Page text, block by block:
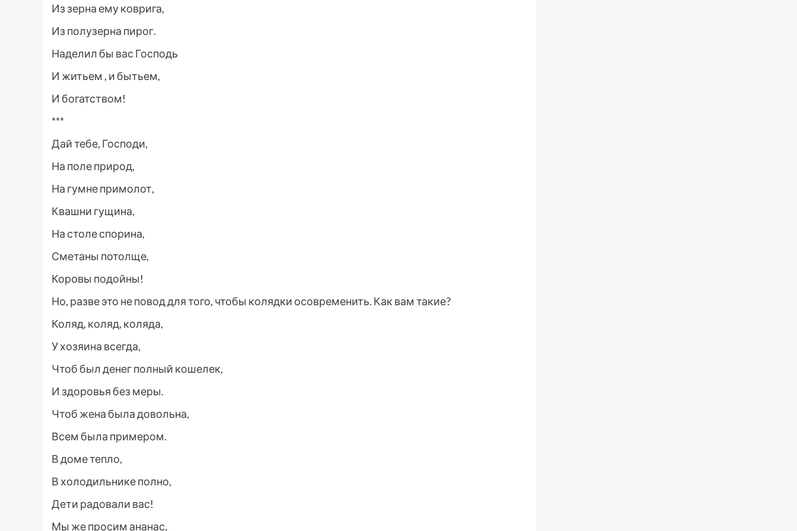
Из зерна ему коврига,
Из полузерна пирог.
Наделил бы вас Господь
И житьем , и бытьем,
И богатством!
***
Дай тебе, Господи,
На поле природ,
На гумне примолот,
Квашни гущина,
На столе спорина,
Сметаны потолще,
Коровы подойны!
Но, разве это не повод для того, чтобы колядки осовременить. Как вам такие?
Коляд, коляд, коляда,
У хозяина всегда,
Чтоб был денег полный кошелек,
И здоровья без меры.
Чтоб жена была довольна,
Всем была примером.
В доме тепло,
В холодильнике полно,
Дети радовали вас!
Мы же просим ананас,